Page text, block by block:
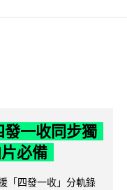
一收同步獨
必備
「四發一收」分軌錄